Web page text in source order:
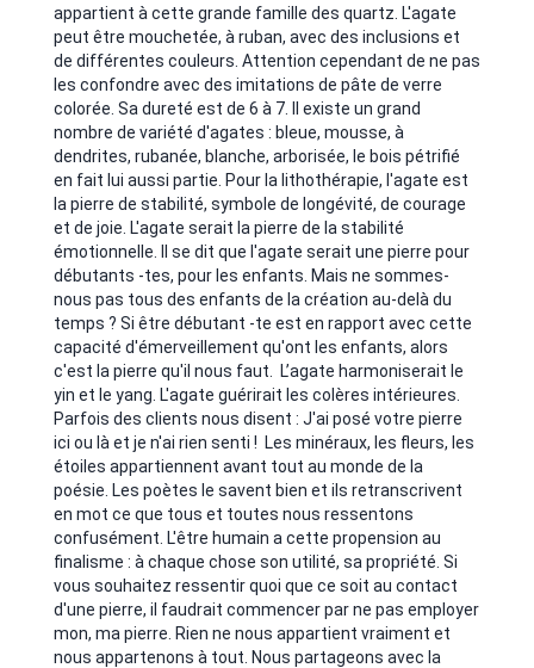
appartient à cette grande famille des quartz. L'agate
peut être mouchetée, à ruban, avec des inclusions et
de différentes couleurs. Attention cependant de ne pas
les confondre avec des imitations de pâte de verre
colorée. Sa dureté est de 6 à 7. Il existe un grand
nombre de variété d'agates : bleue, mousse, à
dendrites, rubanée, blanche, arborisée, le bois pétrifié
en fait lui aussi partie. Pour la lithothérapie, l'agate est
la pierre de stabilité, symbole de longévité, de courage
et de joie. L'agate serait la pierre de la stabilité
émotionnelle. Il se dit que l'agate serait une pierre pour
débutants -tes, pour les enfants. Mais ne sommes-
nous pas tous des enfants de la création au-delà du
temps ? Si être débutant -te est en rapport avec cette
capacité d'émerveillement qu'ont les enfants, alors
c'est la pierre qu'il nous faut. L’agate harmoniserait le
yin et le yang. L'agate guérirait les colères intérieures.
Parfois des clients nous disent : J'ai posé votre pierre
ici ou là et je n'ai rien senti ! Les minéraux, les fleurs, les
étoiles appartiennent avant tout au monde de la
poésie. Les poètes le savent bien et ils retranscrivent
en mot ce que tous et toutes nous ressentons
confusément. L'être humain a cette propension au
finalisme : à chaque chose son utilité, sa propriété. Si
vous souhaitez ressentir quoi que ce soit au contact
d'une pierre, il faudrait commencer par ne pas employer
mon, ma pierre. Rien ne nous appartient vraiment et
nous appartenons à tout. Nous partageons avec la